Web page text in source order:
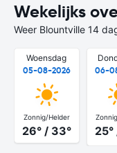
Wekelijks
Weer Blountville 14
Woensdag
05-08-2026
Zonnig/Helder
26° / 33°
06-